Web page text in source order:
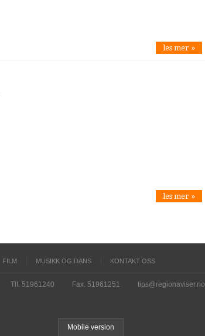
les mer »
les mer »
FILM MUSIKK OG DANS KONTAKT OSS
Tlf. 51961240 Fax. 51961251 tips@regionaviser.no
Mobile version